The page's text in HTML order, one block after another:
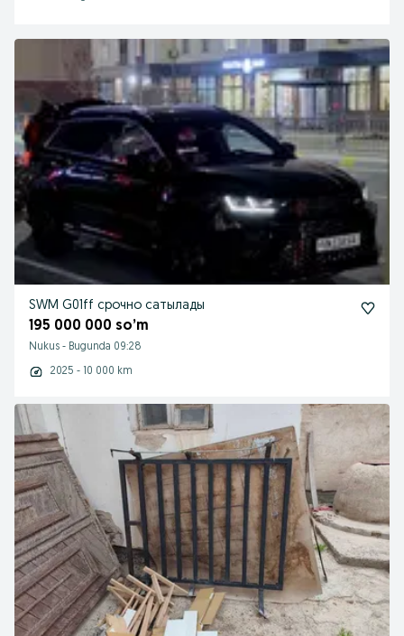
SWM G01ff срочно сатылады
195 000 000 so’m
Nukus - Bugunda 09:28
2025 - 10 000 km